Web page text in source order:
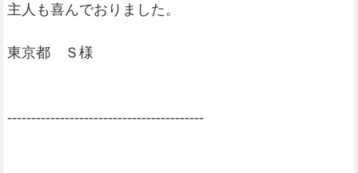
主人も喜んでおりました。
東京都 Ｓ様
-----------------------------------------